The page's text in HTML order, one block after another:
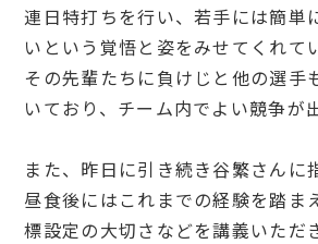
連日特打ちを行い、若手には簡単
いという覚悟と姿をみせて
その先輩たちに負けじと他の選手
いており、チーム内でよい競争が
また、昨日に引き続き谷繁さんに
昼食後にはこれまでの経験を踏ま
標設定の大切さなどを講義いただ